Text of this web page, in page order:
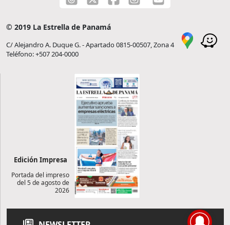
© 2019 La Estrella de Panamá
C/ Alejandro A. Duque G. - Apartado 0815-00507, Zona 4
Teléfono: +507 204-0000
Edición Impresa
Portada del impreso
del 5 de agosto de
2026